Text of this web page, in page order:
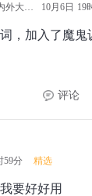
高中生的国内外大学梦 10月6日 19
，加入了魔鬼
评论
59分 精选
要好好用